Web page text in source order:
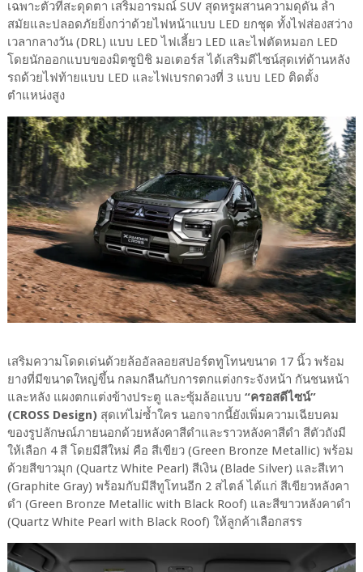
เฉพาะตัวที่สะดุดตา เสริมอารมณ์ SUV สุดหรูผสานความดุดัน ล้ำ
สมัยและปลอดภัยยิ่งกว่าด้วยไฟหน้าแบบ LED ยกชุด ทั้งไฟส่องสว่าง
เวลากลางวัน (DRL) แบบ LED ไฟเลี้ยว LED และไฟตัดหมอก LED
โดยนักออกแบบของมิตซูบิชิ มอเตอร์ส ได้เสริมดีไซน์สุดเท่ด้านหลัง
รถด้วยไฟท้ายแบบ LED และไฟเบรกดวงที่ 3 แบบ LED ติดตั้ง
ตำแหน่งสูง
เสริมความโดดเด่นด้วยล้ออัลลอยสปอร์ตทูโทนขนาด 17 นิ้ว พร้อม
ยางที่มีขนาดใหญ่ขึ้น กลมกลืนกับการตกแต่งกระจังหน้า กันชนหน้า
และหลัง แผงตกแต่งข้างประตู และซุ้มล้อแบบ “ครอสดีไซน์”
(CROSS Design)สุดเท่ไม่ซ้ำใคร นอกจากนี้ยังเพิ่มความเฉียบคม
ของรูปลักษณ์ภายนอกด้วยหลังคาสีดำและราวหลังคาสีดำ สีตัวถังมี
ให้เลือก 4 สี โดยมีสีใหม่ คือ สีเขียว (Green Bronze Metallic) พร้อม
ด้วยสีขาวมุก (Quartz White Pearl) สีเงิน (Blade Silver) และสีเทา
(Graphite Gray) พร้อมกับมีสีทูโทนอีก 2 สไตล์ ได้แก่ สีเขียวหลังคา
ดำ (Green Bronze Metallic with Black Roof) และสีขาวหลังคาดำ
(Quartz White Pearl with Black Roof) ให้ลูกค้าเลือกสรร